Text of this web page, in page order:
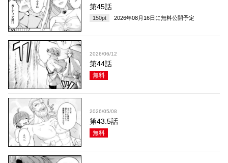
第45話
150pt 2026年08月16日 に無料公開予定
2026/06/12
第44話
無料
2026/05/08
第43.5話
無料